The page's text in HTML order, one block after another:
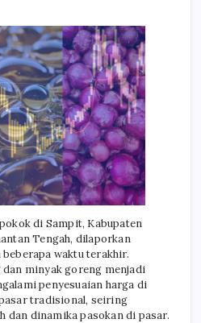
di Sampit, Kabupaten
Tengah, dilaporkan
waktu terakhir.
minyak goreng menjadi
penyesuaian harga di
tradisional, seiring
dan dinamika pasokan di pasar.